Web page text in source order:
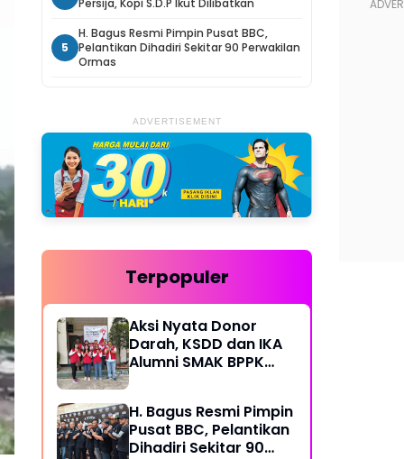
Persija, Kopi S.D.P Ikut Dilibatkan
5
H. Bagus Resmi Pimpin Pusat BBC,
Pelantikan Dihadiri Sekitar 90 Perwakilan
Ormas
ADVERTISEMENT
Terpopuler
Aksi Nyata Donor
Darah, KSDD dan IKA
Alumni SMAK BPPK
H. Bagus Resmi Pimpin
Pusat BBC, Pelantikan
Dihadiri Sekitar 90